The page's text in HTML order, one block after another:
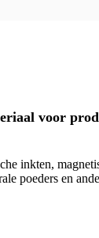
voor
inkten,
poeders en